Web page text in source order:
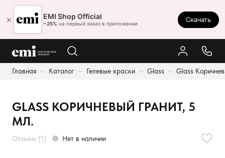
× EMI Shop Official
−25% на первый заказ в приложении
Скачать
Главная Каталог Гелевые краски Glass Glass
Ростов-на-Дону
8 (800) 550-86-95
Каталог
Оплата и доставка
GLASS КОРИЧНЕВЫЙ ГРАНИТ, 5
МЛ.
Отзывы (1) Нет в наличии